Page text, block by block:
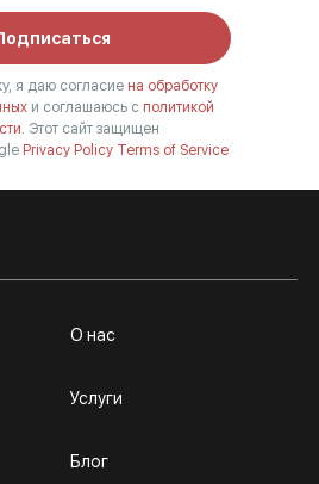
я даю согласие на обработку
и соглашаюсь с политикой
Этот сайт защищен
Privacy Policy Terms of Service
О нас
Услуги
Блог